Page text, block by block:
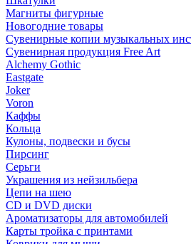
Магниты фигурные
Новогодние товары
Сувенирные копии музыкальных
Сувенирная продукция Free Art
Alchemy Gothic
Eastgate
Joker
Voron
Каффы
Кольца
Кулоны, подвески и бусы
Пирсинг
Серьги
Украшения из нейзильбера
Цепи на шею
CD и DVD диски
Ароматизаторы для автомобилей
Карты тройка с принтами